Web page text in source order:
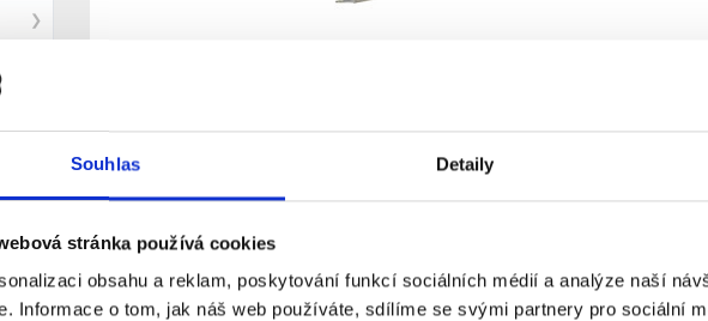
Souhlas Detaily
stránka používá cookies
obsahu a reklam, poskytování funkcí sociálních médií a analýze naší
Informace o tom, jak náš web používáte, sdílíme se svými partnery pro sociální